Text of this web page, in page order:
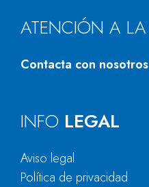
ATENCIÓN A LA
Contacta con nosotros
INFO LEGAL
Aviso legal
Política de privacidad